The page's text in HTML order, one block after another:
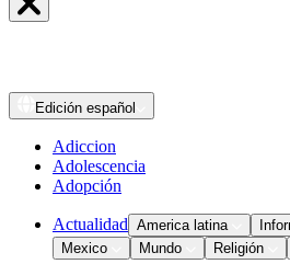
Edición español
Adiccion
Adolescencia
Adopción
Actualidad America latina
Mexico
Mundo Religión